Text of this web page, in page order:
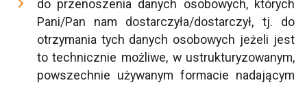
do przenoszenia danych osobowych, których
Pani/Pan nam dostarczyła/dostarczył, tj. do
otrzymania tych danych osobowych jeżeli jest
to technicznie możliwe, w ustrukturyzowanym,
powszechnie używanym formacie nadającym